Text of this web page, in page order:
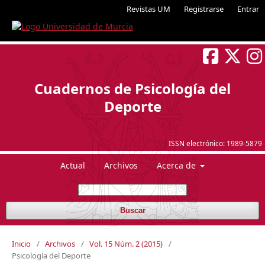
Revistas UM Registrarse Entrar
ISSN electrónico: 1989-5879
Cuadernos de Psicología del
Deporte
Actual Archivos Acerca de
Buscar
Inicio / Archivos / Vol. 15 Núm. 2 (2015) /
Psicología del Deporte